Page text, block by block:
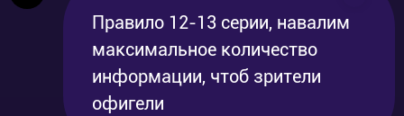
Правило 12-13 серии, навалим
максимальное количество
информации, чтоб зрители
офигели